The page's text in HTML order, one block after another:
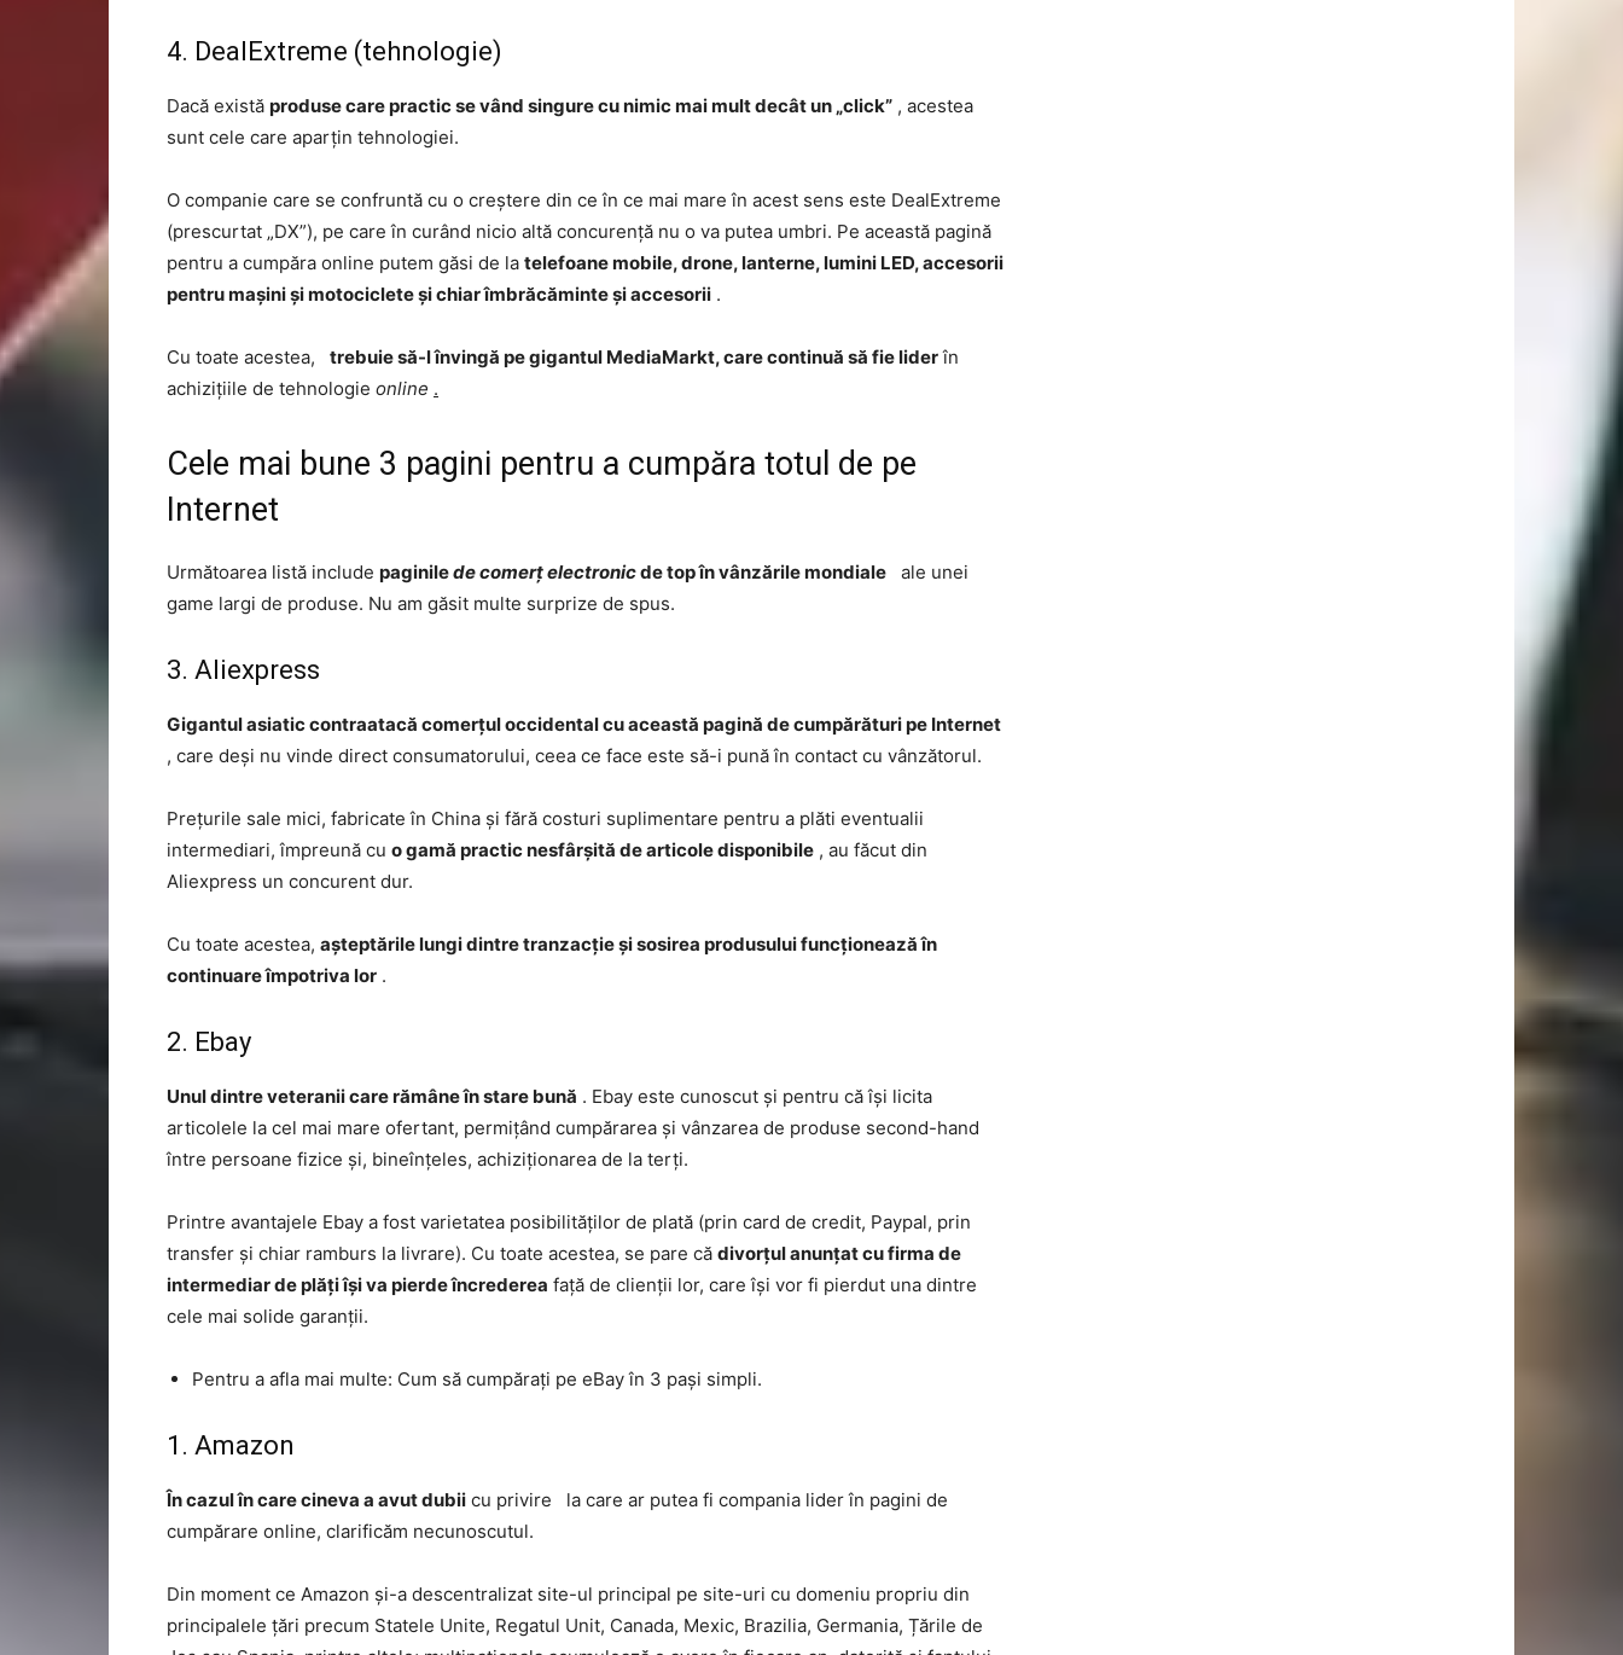
4. DealExtreme (tehnologie)
Dacă există produse care practic se vând singure cu nimic mai mult decât un „click” , acestea
sunt cele care aparțin tehnologiei.
O companie care se confruntă cu o creștere din ce în ce mai mare în acest sens este DealExtreme
(prescurtat „DX”), pe care în curând nicio altă concurență nu o va putea umbri. Pe această pagină
pentru a cumpăra online putem găsi de la telefoane mobile, drone, lanterne, lumini LED, accesorii
pentru mașini și motociclete și chiar îmbrăcăminte și accesorii .
Cu toate acestea, trebuie să-l învingă pe gigantul MediaMarkt, care continuă să fie liderîn
achizițiile de tehnologie online .
Cele mai bune 3 pagini pentru a cumpăra totul de pe
Internet
Următoarea listă include paginilede comerț electronicde top în vânzările mondiale ale unei
game largi de produse. Nu am găsit multe surprize de spus.
3. Aliexpress
Gigantul asiatic contraatacă comerțul occidental cu această pagină de cumpărături pe Internet
, care deși nu vinde direct consumatorului, ceea ce face este să-i pună în contact cu vânzătorul.
Prețurile sale mici, fabricate în China și fără costuri suplimentare pentru a plăti eventualii
intermediari, împreună cu o gamă practic nesfârșită de articole disponibile , au făcut din
Aliexpress un concurent dur.
Cu toate acestea, așteptările lungi dintre tranzacție și sosirea produsului funcționează în
continuare împotriva lor .
2. Ebay
Unul dintre veteranii care rămâne în stare bună . Ebay este cunoscut și pentru că își licita
articolele la cel mai mare ofertant, permițând cumpărarea și vânzarea de produse second-hand
între persoane fizice și, bineînțeles, achiziționarea de la terți.
Printre avantajele Ebay a fost varietatea posibilităților de plată (prin card de credit, Paypal, prin
transfer și chiar ramburs la livrare). Cu toate acestea, se pare că divorțul anunțat cu firma de
intermediar de plăți își va pierde încrederea față de clienții lor, care își vor fi pierdut una dintre
cele mai solide garanții.
Pentru a afla mai multe: Cum să cumpărați pe eBay în 3 pași simpli.
1. Amazon
În cazul în care cineva a avut dubii cu privire la care ar putea fi compania lider în pagini de
cumpărare online, clarificăm necunoscutul.
Din moment ce Amazon și-a descentralizat site-ul principal pe site-uri cu domeniu propriu din
principalele țări precum Statele Unite, Regatul Unit, Canada, Mexic, Brazilia, Germania, Țările de